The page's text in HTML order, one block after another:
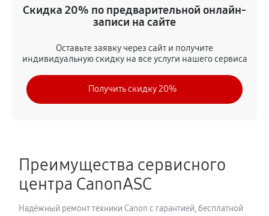
2070 руб 60 минут
2070 руб 60 минут
Скидка 20% по предварительной онлайн-
записи на сайте
Оставьте заявку через сайт и получите
индивидуальную скидку на все услуги нашего сервиса
Получить скидку 20%
Преимущества сервисного
центра CanonASC
Надёжный ремонт техники Canon с гарантией, бесплатной